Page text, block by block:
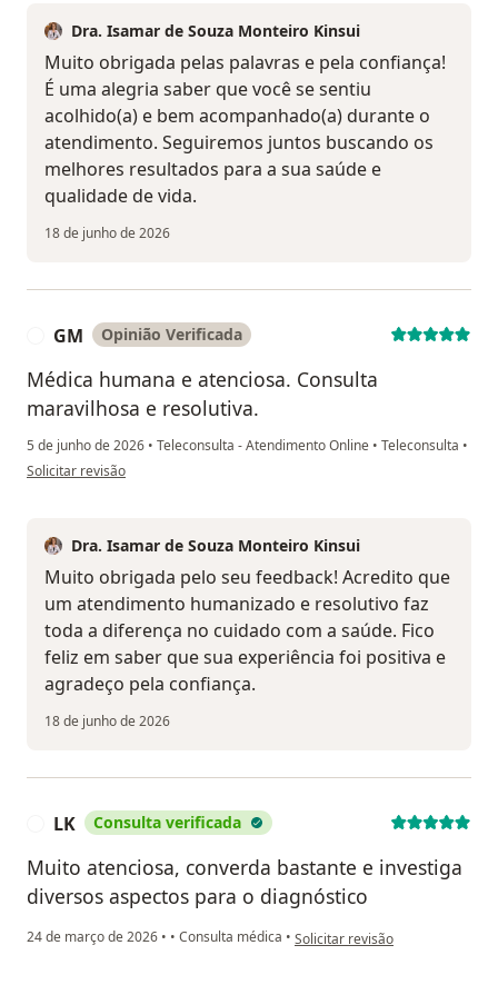
Dra. Isamar de Souza Monteiro Kinsui
Muito obrigada pelas palavras e pela confiança!
É uma alegria saber que você se sentiu
acolhido(a) e bem acompanhado(a) durante o
atendimento. Seguiremos juntos buscando os
melhores resultados para a sua saúde e
qualidade de vida.
18 de junho de 2026
GM Opinião Verificada
Médica humana e atenciosa. Consulta
maravilhosa e resolutiva.
5 de junho de 2026 • Teleconsulta - Atendimento Online • Teleconsulta •
na opinião do utilizador GM
Solicitar revisão
Dra. Isamar de Souza Monteiro Kinsui
Muito obrigada pelo seu feedback! Acredito que
um atendimento humanizado e resolutivo faz
toda a diferença no cuidado com a saúde. Fico
feliz em saber que sua experiência foi positiva e
agradeço pela confiança.
18 de junho de 2026
LK Consulta verificada
Muito atenciosa, converda bastante e investiga
diversos aspectos para o diagnóstico
24 de março de 2026 • • Consulta médica • na opinião do utilizador LK
Solicitar revisão